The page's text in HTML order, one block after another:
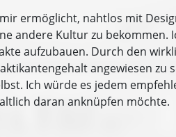
ermöglicht, nahtlos mit
andere Kultur zu bekommen.
aufzubauen. Durch den
angewiesen zu
Ich würde es jedem
daran anknüpfen möchte.